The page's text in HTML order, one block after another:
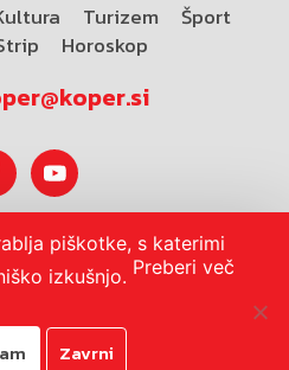
Turizem
Šport
Horoskop
piškotke, s katerimi
izkušnjo. Preberi več
Zavrni